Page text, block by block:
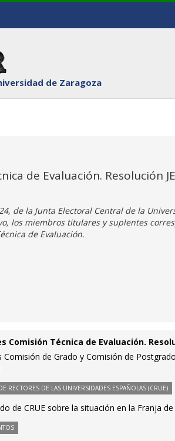
de Zaragoza
de Evaluación. Resolución
de la Junta Electoral Central de la
los miembros titulares y suplentes
de Evaluación.
Comisión Técnica de Evaluación.
Comisión de Grado y Comisión de
RECTORES DE LAS UNIVERSIDADES ESPAÑOLAS (CRUE)
de CRUE sobre la situación en la Franja de